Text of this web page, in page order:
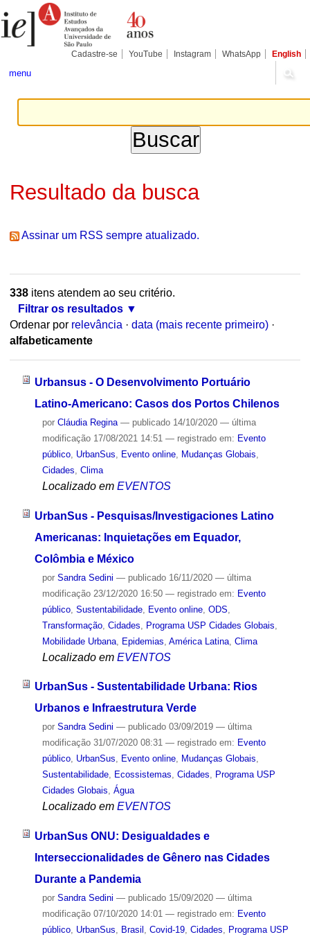
para
conteúdo.
Pessoais
Cadastre-se YouTube Instagram WhatsApp English
menu
Resultado da busca
Assinar um RSS sempre atualizado.
338itens atendem ao seu critério.
Filtrar os resultados
Ordenar por relevância · data (mais recente primeiro) ·
alfabeticamente
Urbansus - O Desenvolvimento Portuário
Latino-Americano: Casos dos Portos Chilenos
por Cláudia Regina — publicado14/10/2020 — última
modificação17/08/2021 14:51 — registrado em: Evento
público, UrbanSus Evento online, Mudanças Globais
Cidades Clima
Localizado em EVENTOS
UrbanSus - Pesquisas/Investigaciones Latino
Americanas: Inquietações em Equador,
Colômbia e México
por Sandra Sedini — publicado16/11/2020 — última
modificação23/12/2020 16:50 — registrado em: Evento
público, Sustentabilidade, Evento online, ODS
Transformação, Cidades Programa USP Cidades Globais
Mobilidade Urbana, Epidemias América Latina, Clima
Localizado em EVENTOS
UrbanSus - Sustentabilidade Urbana: Rios
Urbanos e Infraestrutura Verde
por Sandra Sedini — publicado03/09/2019 — última
modificação31/07/2020 08:31 — registrado em: Evento
público, UrbanSus, Evento online, Mudanças Globais,
Sustentabilidade, Ecossistemas, Cidades, Programa USP
Cidades Globais, Água
Localizado em EVENTOS
UrbanSus ONU: Desigualdades e
Interseccionalidades de Gênero nas Cidades
Durante a Pandemia
por Sandra Sedini — publicado15/09/2020 — última
modificação07/10/2020 14:01 — registrado em: Evento
público, UrbanSus, Brasil , Covid-19, Cidades, Programa USP